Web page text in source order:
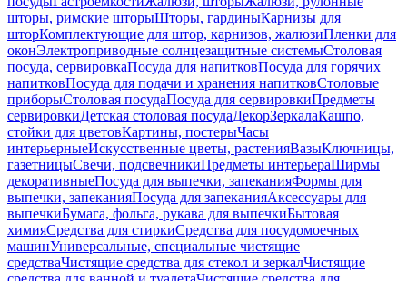
шторы, римские шторыШторы, гардиныКарнизы для
шторКомплектующие для штор, карнизов, жалюзиПленки для
оконЭлектроприводные солнцезащитные системыСтоловая
посуда, сервировкаПосуда для напитковПосуда для горячих
напитковПосуда для подачи и хранения напитковСтоловые
приборыСтоловая посудаПосуда для сервировкиПредметы
сервировкиДетская столовая посудаДекорЗеркалаКашпо,
стойки для цветовКартины, постерыЧасы
интерьерныеИскусственные цветы, растенияВазыКлючницы,
газетницыСвечи, подсвечникиПредметы интерьераШирмы
декоративныеПосуда для выпечки, запеканияФормы для
выпечки, запеканияПосуда для запеканияАксессуары для
выпечкиБумага, фольга, рукава для выпечкиБытовая
химияСредства для стиркиСредства для посудомоечных
машинУниверсальные, специальные чистящие
средстваЧистящие средства для стекол и зеркалЧистящие